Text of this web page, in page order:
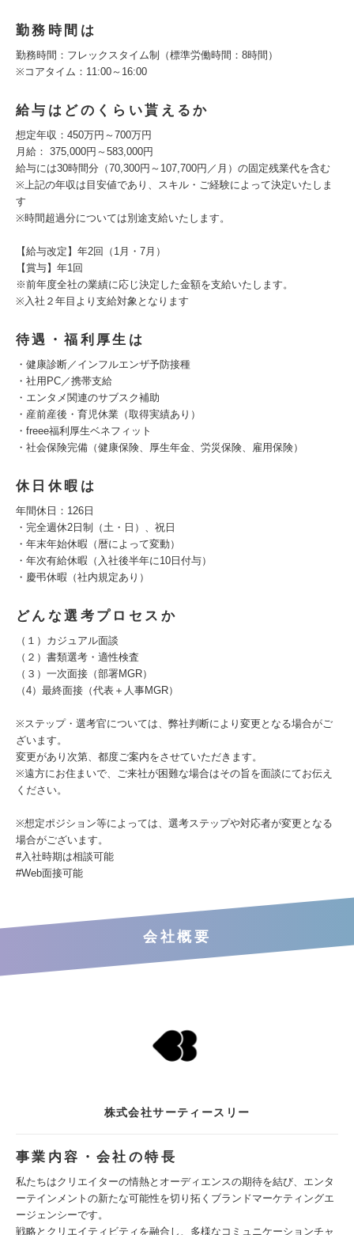
勤務時間は
勤務時間：フレックスタイム制（標準労働時間：8時間）
※コアタイム：11:00～16:00
給与はどのくらい貰えるか
想定年収：450万円～700万円
月給： 375,000円～583,000円
給与には30時間分（70,300円～107,700円／月）の固定残業代を含む
※上記の年収は目安値であり、スキル・ご経験によって決定いたしま
す
※時間超過分については別途支給いたします。
【給与改定】年2回（1月・7月）
【賞与】年1回
※前年度全社の業績に応じ決定した金額を支給いたします。
※入社２年目より支給対象となります
待遇・福利厚生は
・健康診断／インフルエンザ予防接種
・社用PC／携帯支給
・エンタメ関連のサブスク補助
・産前産後・育児休業（取得実績あり）
・freee福利厚生ベネフィット
・社会保険完備（健康保険、厚生年金、労災保険、雇用保険）
休日休暇は
年間休日：126日
・完全週休2日制（土・日）、祝日
・年末年始休暇（暦によって変動）
・年次有給休暇（入社後半年に10日付与）
・慶弔休暇（社内規定あり）
どんな選考プロセスか
（１）カジュアル面談
（２）書類選考・適性検査
（３）一次面接（部署MGR）
（4）最終面接（代表＋人事MGR）
※ステップ・選考官については、弊社判断により変更となる場合がご
ざいます。
変更があり次第、都度ご案内をさせていただきます。
※遠方にお住まいで、ご来社が困難な場合はその旨を面談にてお伝え
ください。
※想定ポジション等によっては、選考ステップや対応者が変更となる
場合がございます。
#入社時期は相談可能
#Web面接可能
会社概要
株式会社サーティースリー
事業内容・会社の特長
私たちはクリエイターの情熱とオーディエンスの期待を結び、エンタ
ーテインメントの新たな可能性を切り拓くブランドマーケティングエ
ージェンシーです。
戦略とクリエイティビティを融合し、多様なコミュニケーションチャ